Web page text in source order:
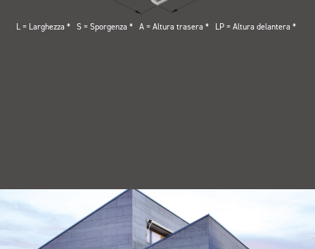
L = Larghezza S = Sporgenza A = Altura trasera LP = Altura delantera